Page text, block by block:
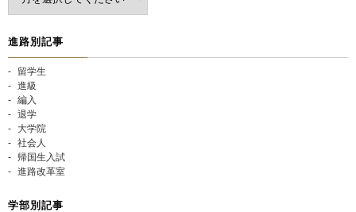
進路別記事
留学生
進級
編入
退学
大学院
社会人
帰国生入試
進路改革室
学部別記事